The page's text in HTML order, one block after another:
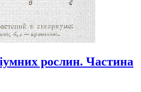
рослин. Частина